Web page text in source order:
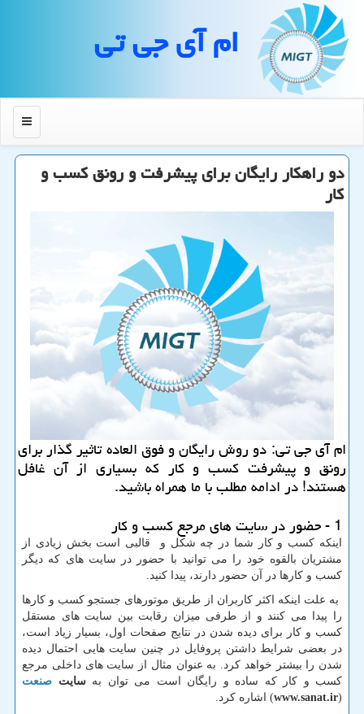
ام آی جی تی
منو
دو راهكار رایگان برای پیشرفت و رونق كسب و
كار
ام آی جی تی: دو روش رایگان و فوق العاده تاثیر گذار برای
رونق و پیشرفت كسب و كار كه بسیاری از آن غافل
هستند! در ادامه مطلب با ما همراه باشید.
1 - حضور در سایت های مرجع کسب و کار
اینکه کسب و کار شما در چه شکل و قالبی است بخش زیادی از
مشتریان بالقوه خود را می توانید با حضور در سایت های که دیگر
کسب و کارها در آن حضور دارند، پیدا کنید.
به علت اینکه اکثر کاربران از طریق موتورهای جستجو کسب و کارها
را پیدا می کنند و از طرفی میزان رقابت بین سایت های مستقل
کسب و کار برای دیده شدن در نتایج صفحات اول، بسیار زیاد است،
در بعضی شرایط داشتن پروفایل در چنین سایت هایی احتمال دیده
شدن را بیشتر خواهد کرد. به عنوان مثال از سایت های داخلی مرجع
کسب و کار که ساده و رایگان است می توان بهسایت صنعت
(
www.sanat.ir) اشاره کرد.